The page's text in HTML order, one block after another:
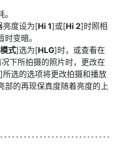
亮度设为[Hi 1]或[Hi 2]时照相
变暗。
式]选为[HLG]时，或查看在
下所拍摄的照片时，更改在
]所选的选项将更改拍摄和播放
部的再现保真度随着亮度的上